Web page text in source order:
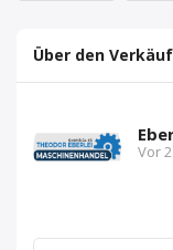
Über den
Vor